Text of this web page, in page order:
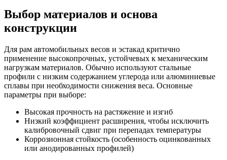
Выбор материалов и основа
конструкции
Для рам автомобильных весов и эстакад критично
применение высокопрочных, устойчевых к механическим
нагрузкам материалов. Обычно используют стальные
профили с низким содержанием углерода или алюминиевые
сплавы при необходимости снижения веса. Основные
параметры при выборе:
Высокая прочность на растяжение и изгиб
Низкий коэффициент расширения, чтобы исключить
калибровочный сдвиг при перепадах температуры
Коррозионная стойкость (особенность оцинкованных
или анодированных профилей)